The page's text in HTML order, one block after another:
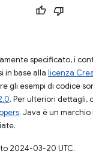
specificato, i
in base alla licenza
gli esempi di codice
. Per ulteriori dettagli,
. Java è un
2024-03-20 UTC.